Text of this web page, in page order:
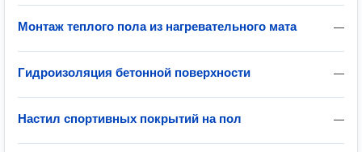
—
Монтаж теплого пола из нагревательного мата
—
Гидроизоляция бетонной поверхности
—
Настил спортивных покрытий на пол